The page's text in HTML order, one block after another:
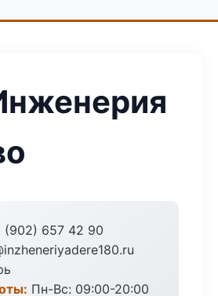
(902) 657 42 90
Пн-Вс: 09:00-20:00